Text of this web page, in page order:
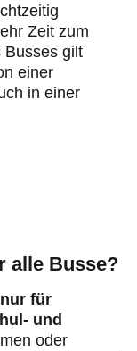
Zeit zum
Busses gilt
einer
in einer
alle Busse?
für
und
oder